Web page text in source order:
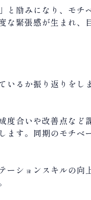
と励みになり、モチ
な緊張感が生まれ、
いるか振り返りをし
度合いや改善点など
ます。同期のモチベ
ションスキルの向